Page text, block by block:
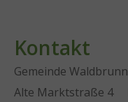
Kontakt
Gemeinde Waldbrunn
Alte Marktstraße 4